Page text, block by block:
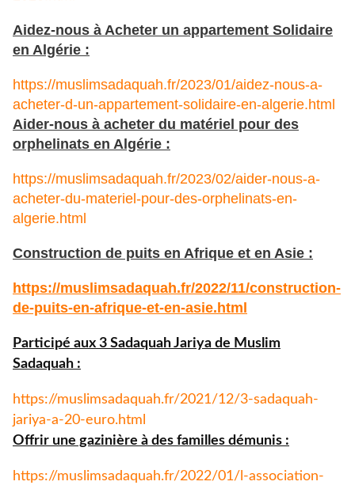
Aidez-nous à Acheter un appartement Solidaire
en Algérie :
https://muslimsadaquah.fr/2023/01/aidez-nous-a-
acheter-d-un-appartement-solidaire-en-algerie.html
Aider-nous à acheter du matériel pour des
orphelinats en Algérie :
https://muslimsadaquah.fr/2023/02/aider-nous-a-
acheter-du-materiel-pour-des-orphelinats-en-
algerie.html
Construction de puits en Afrique et en Asie :
https://muslimsadaquah.fr/2022/11/construction-
de-puits-en-afrique-et-en-asie.html
Participé aux 3 Sadaquah Jariya de Muslim
Sadaquah :
https://muslimsadaquah.fr/2021/12/3-sadaquah-
jariya-a-20-euro.html
Offrir une gazinière à des familles démunis :
https://muslimsadaquah.fr/2022/01/l-association-